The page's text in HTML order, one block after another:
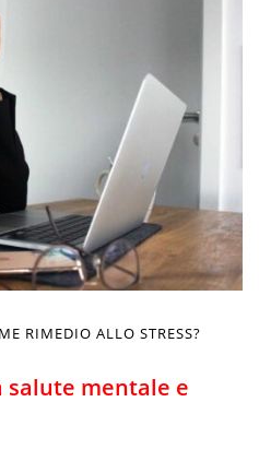
RIMEDIO ALLO STRESS?
salute mentale e